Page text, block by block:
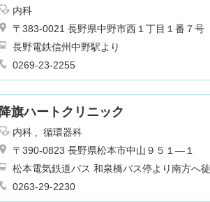
内科
〒383-0021 長野県中野市西１丁目１番７号
長野電鉄信州中野駅より
0269-23-2255
降旗ハートクリニック
内科
循環器科
〒390-0823 長野県松本市中山９５１―１
松本電気鉄道バス 和泉橋バス停より南方へ
0263-29-2230